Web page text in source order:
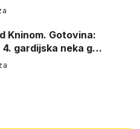
4. gardijska neka g…